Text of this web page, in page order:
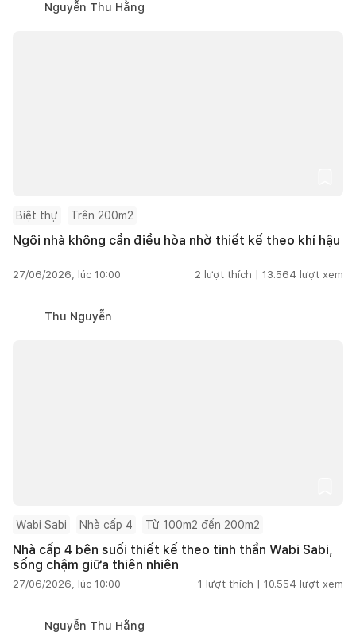
Nguyễn Thu Hằng
Biệt thự Trên 200m2
Ngôi nhà không cần điều hòa nhờ thiết kế theo khí hậu
27/06/2026, lúc 10:00 2 lượt thích | 13.564 lượt xem
Thu Nguyễn
Wabi Sabi Nhà cấp 4 Từ 100m2 đến 200m2
Nhà cấp 4 bên suối thiết kế theo tinh thần Wabi Sabi,
sống chậm giữa thiên nhiên
27/06/2026, lúc 10:00 1 lượt thích | 10.554 lượt xem
Nguyễn Thu Hằng